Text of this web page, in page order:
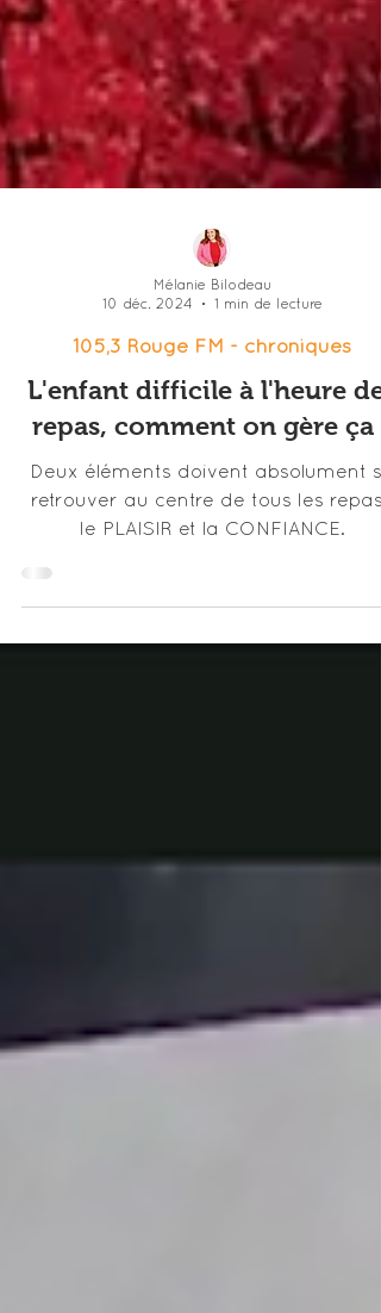
10 déc. 2024
1 min de lecture
105,3 Rouge FM - chroniques
L'enfant difficile à l'heure des
repas, comment on gère ça ?
Deux éléments doivent absolument
retrouver au centre de tous les repas